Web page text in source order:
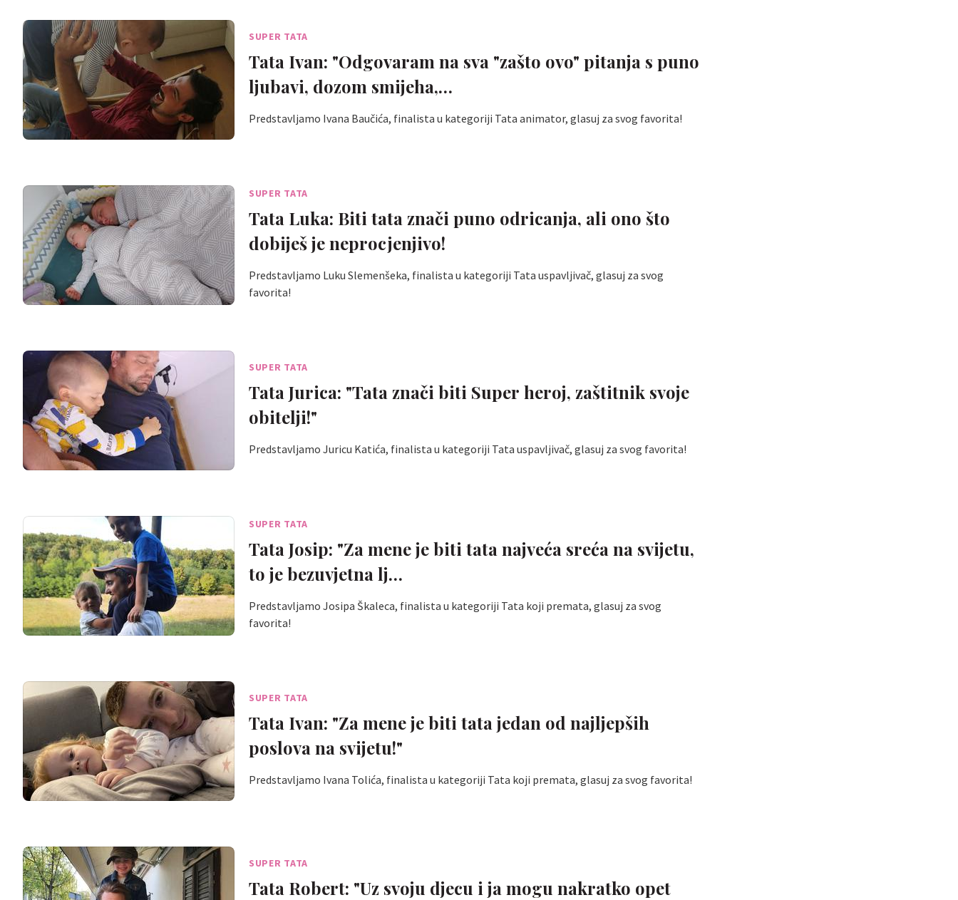
SUPER TATA
Tata Ivan: "Odgovaram na sva "zašto ovo" pitanja s puno
ljubavi, dozom smijeha,…
Predstavljamo Ivana Baučića, finalista u kategoriji Tata animator, glasuj za svog favorita!
SUPER TATA
Tata Luka: Biti tata znači puno odricanja, ali ono što
dobiješ je neprocjenjivo!
Predstavljamo Luku Slemenšeka, finalista u kategoriji Tata uspavljivač, glasuj za svog
favorita!
SUPER TATA
Tata Jurica: "Tata znači biti Super heroj, zaštitnik svoje
obitelji!"
Predstavljamo Juricu Katića, finalista u kategoriji Tata uspavljivač, glasuj za svog favorita!
SUPER TATA
Tata Josip: "Za mene je biti tata najveća sreća na svijetu,
to je bezuvjetna lj…
Predstavljamo Josipa Škaleca, finalista u kategoriji Tata koji premata, glasuj za svog
favorita!
SUPER TATA
Tata Ivan: "Za mene je biti tata jedan od najljepših
poslova na svijetu!"
Predstavljamo Ivana Tolića, finalista u kategoriji Tata koji premata, glasuj za svog favorita!
SUPER TATA
Tata Robert: "Uz svoju djecu i ja mogu nakratko opet